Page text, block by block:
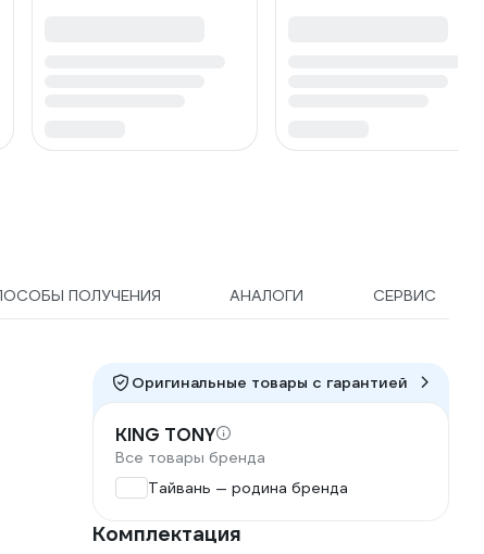
ПОЛУЧЕНИЯ АНАЛОГИ СЕРВИС
Оригинальные товары c гарантией
KING TONY
Все товары бренда
Тайвань — родина бренда
Комплектация